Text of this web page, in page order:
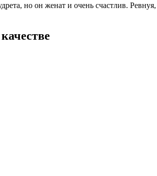
но он женат и очень счастлив.